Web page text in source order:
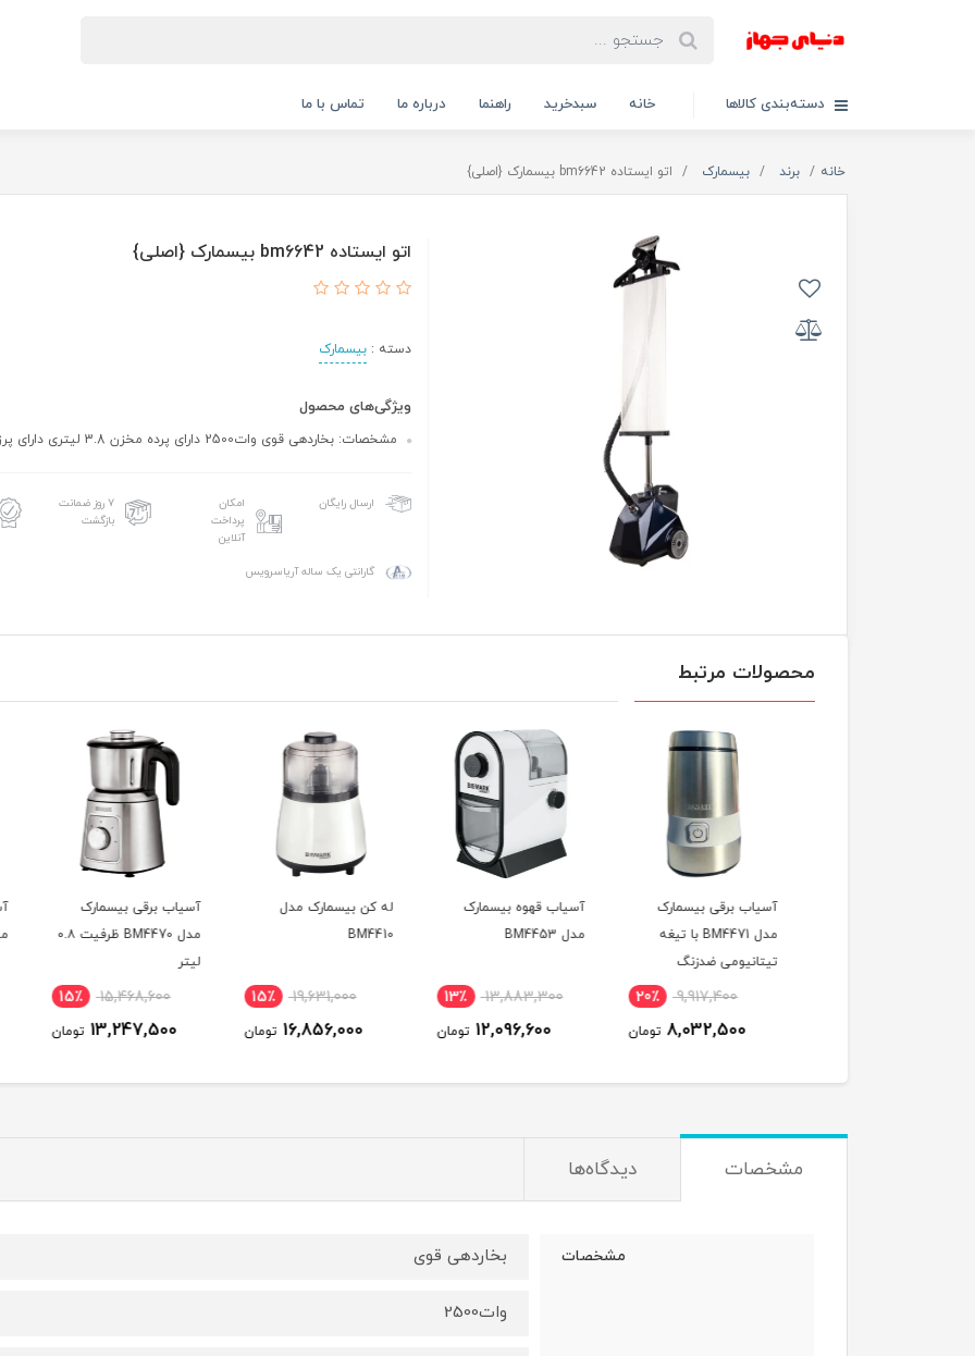
دسته‌بندی کالاها خانه سبدخرید راهنما درباره ما تماس با ما
خانه برند بیسمارک اتو ایستاده bm6642 بیسمارک {اصلی}
اتو ایستاده bm6642 بیسمارک {اصلی}
دسته :بیسمارک
ویژگی‌های محصول
مشخصات: بخاردهی قوی وات2500 دارای پرده مخزن 3.8 لیتری دارای پرزگیر
ارسال رایگان
امکان
پرداخت
آنلاین
۷ روز ضمانت
بازگشت
گارانتی یک ساله آریاسرویس
محصولات مرتبط
آسیاب برقی بیسمارک
مدل BM4471 با تیغه
تیتانیومی ضدزنگ
9,917,400 20٪
8,032,500 تومان
آسیاب قهوه بیسمارک
مدل BM4453
13,883,300 13٪
12,096,600 تومان
له کن بیسمارک مدل
BM4410
19,631,000 15٪
16,856,000 تومان
آسیاب برقی بیسمارک
مدل BM4470 ظرفیت ۰.۸
15,468,600 15٪
13,247,500 تومان
مدل BM4450
مشخصات دیدگاه‌ها
مشخصات بخاردهی قوی
وات2500